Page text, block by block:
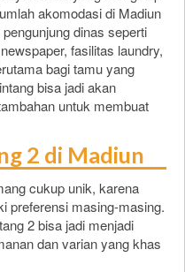
akomodasi di Madiun
dinas seperti
fasilitas laundry,
bagi tamu yang
bisa jadi akan
untuk membuat
2 di Madiun
cukup unik, karena
preferensi masing-masing.
2 bisa jadi menjadi
dan varian yang khas